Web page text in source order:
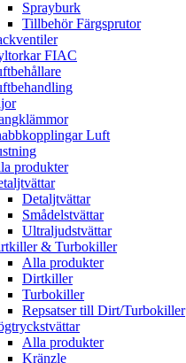
Sprayburk
Tillbehör Färgsprutor
FIAC
Luft
produkter
Detaljtvättar
Smådelstvättar
Ultraljudstvättar
& Turbokiller
Alla produkter
Dirtkiller
Turbokiller
Repsatser till Dirt/Turbokiller
Alla produkter
Kränzle